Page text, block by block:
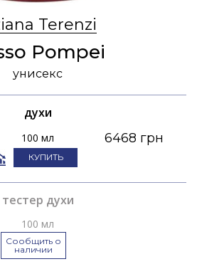
Terenzi
Pompei
унисекс
духи
100 мл 6468 грн
КУПИТЬ
тестер духи
100 мл
Сообщить о
наличии